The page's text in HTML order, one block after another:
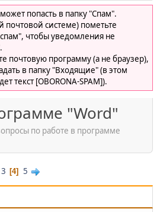
попасть в папку "Спам".
почтовой системе) пометьте
чтобы уведомления не
почтовую программу (а не браузер),
в папку "Входящие" (в этом
текст [OBORONA-SPAM]).
"Word"
по работе в программе
3 4 5